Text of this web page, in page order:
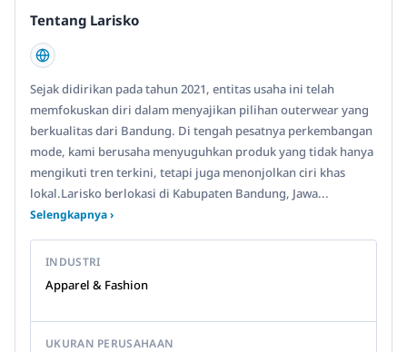
Tentang Larisko
Sejak didirikan pada tahun 2021, entitas usaha ini telah
memfokuskan diri dalam menyajikan pilihan outerwear yang
berkualitas dari Bandung. Di tengah pesatnya perkembangan
mode, kami berusaha menyuguhkan produk yang tidak hanya
mengikuti tren terkini, tetapi juga menonjolkan ciri khas
lokal.Larisko berlokasi di Kabupaten Bandung, Jawa...
Selengkapnya ›
INDUSTRI
Apparel & Fashion
UKURAN PERUSAHAAN